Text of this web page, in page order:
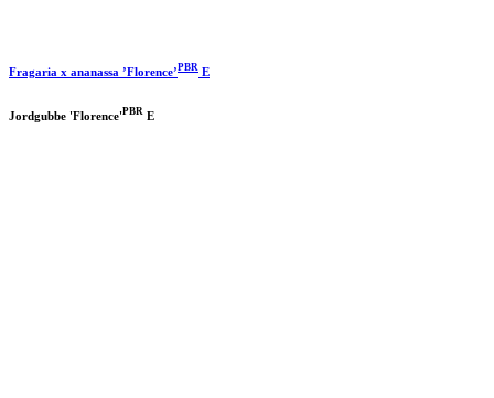
Fragaria x ananassa ’Florence’PBR E
Jordgubbe 'Florence'PBR E